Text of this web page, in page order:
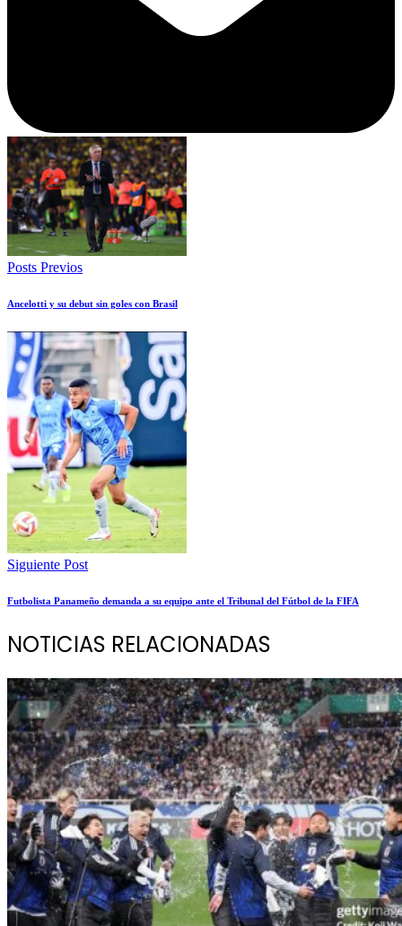
Posts Previos
Ancelotti y su debut sin goles con Brasil
Siguiente Post
Futbolista Panameño demanda a su equipo ante el Tribunal del Fútbol de la FIFA
NOTICIAS RELACIONADAS